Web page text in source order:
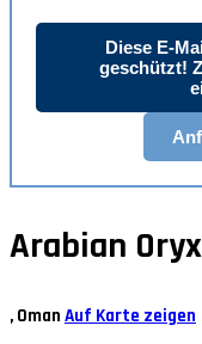
Diese E-
geschützt!
Arabian
, Oman Auf Karte zeigen